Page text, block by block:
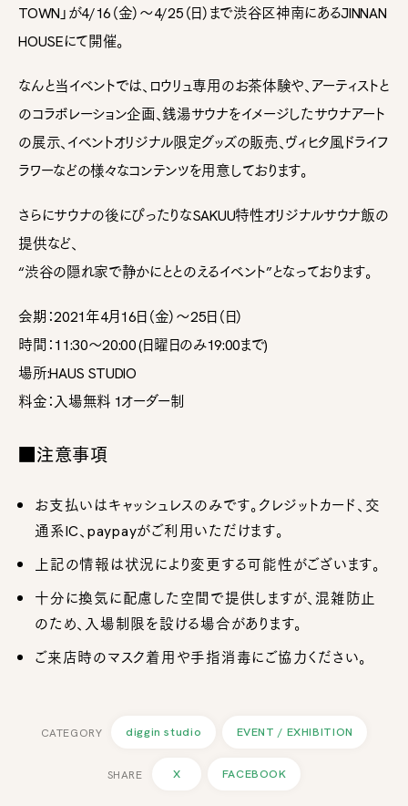
TOWN」が4/16（金）〜4/25（日）まで渋谷区神南にあるJINNAN
HOUSEにて開催。
なんと当イベントでは、ロウリュ専用のお茶体験や、アーティストと
のコラボレーション企画、銭湯サウナをイメージしたサウナアート
の展示、イベントオリジナル限定グッズの販売、ヴィヒタ風ドライフ
ラワーなどの様々なコンテンツを用意しております。
さらにサウナの後にぴったりなSAKUU特性オリジナルサウナ飯の
提供など、
“渋谷の隠れ家で静かにととのえるイベント”となっております。
会期：2021年4月16日（金）〜25日（日）
時間：11:30〜20:00 (日曜日のみ19:00まで)
場所:HAUS STUDIO
料金：入場無料 1オーダー制
■注意事項
お支払いはキャッシュレスのみです。クレジットカード、交
通系IC、paypayがご利用いただけます。
上記の情報は状況により変更する可能性がございます。
十分に換気に配慮した空間で提供しますが、混雑防止
のため、入場制限を設ける場合があります。
ご来店時のマスク着用や手指消毒にご協力ください。
diggin studio EVENT / EXHIBITION
X FACEBOOK